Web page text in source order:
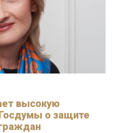
высокую
о защите